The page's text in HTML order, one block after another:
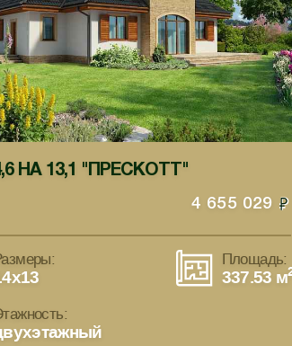
НА 13,1 "ПРЕСКОТТ"
4 655 029
Площадь:
337.53 м